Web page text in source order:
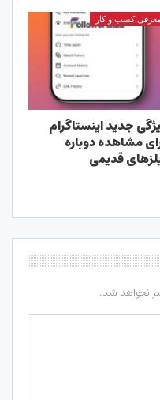
معرفی کسب و کار
جدید اینستاگرام
مشاهده دوباره
قدیمی
نخواهد شد.